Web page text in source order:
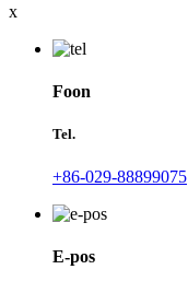
x
Foon
Tel.
+86-029-88899075
E-pos